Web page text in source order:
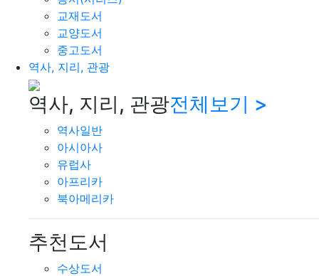
교재도서
교양도서
중고도서
역사, 지리, 관광
역사, 지리, 관광전체보기 >
역사일반
아시아사
유럽사
아프리카
북아메리카
추천도서
수상도서